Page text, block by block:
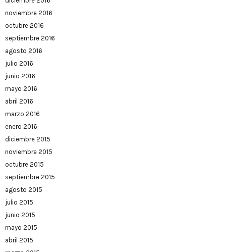
noviembre 2016
octubre 2016
septiembre 2016
agosto 2016
julio 2016
junio 2016
mayo 2016
abril 2016
marzo 2016
enero 2016
diciembre 2015
noviembre 2015
octubre 2015
septiembre 2015
agosto 2015
julio 2015
junio 2015
mayo 2015
abril 2015